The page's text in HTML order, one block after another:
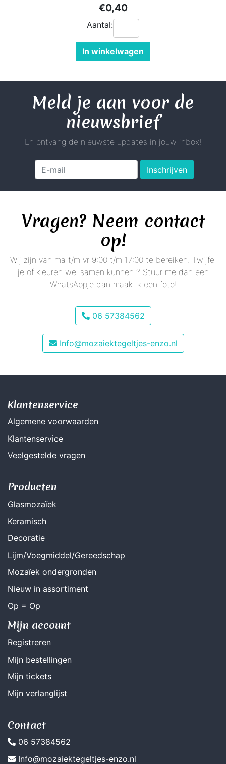
€0,40
Aantal:
In winkelwagen
Meld je aan voor de
nieuwsbrief
En ontvang de nieuwste updates in jouw inbox!
Inschrijven
Vragen? Neem contact
op!
Wij zijn van ma t/m vr 9:00 t/m 17:00 te bereiken. Twijfel
je of kleuren wel samen kunnen ? Stuur me dan een
WhatsAppje dan maak ik een foto!
06 57384562
Info@mozaiektegeltjes-enzo.nl
Klantenservice
Algemene voorwaarden
Klantenservice
Veelgestelde vragen
Producten
Glasmozaïek
Keramisch
Decoratie
Lijm/Voegmiddel/Gereedschap
Mozaïek ondergronden
Nieuw in assortiment
Op = Op
Mijn account
Registreren
Mijn bestellingen
Mijn tickets
Mijn verlanglijst
Contact
06 57384562
Info@mozaiektegeltjes-enzo.nl